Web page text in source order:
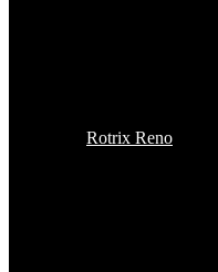
Rotrix Reno